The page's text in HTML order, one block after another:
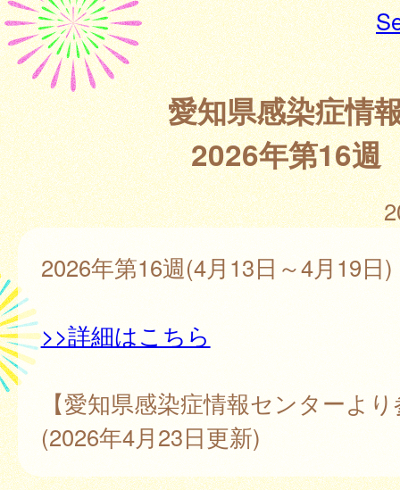
愛知県感染症情
2026年第16週
2026年第16週(4月13日～4月19日)
>>詳細はこちら
【愛知県感染症情報センターよ
(2026年4月23日更新)